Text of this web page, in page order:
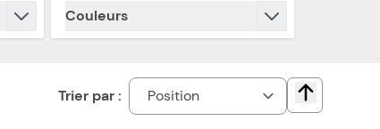
Couleurs
filter
Trier par : Change